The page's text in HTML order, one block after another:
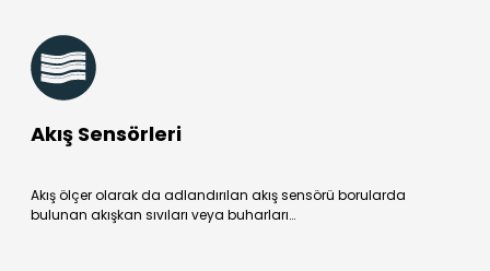
Akış Sensörleri
Akış ölçer olarak da adlandırılan akış sensörü borularda
bulunan akışkan sıvıları veya buharları…